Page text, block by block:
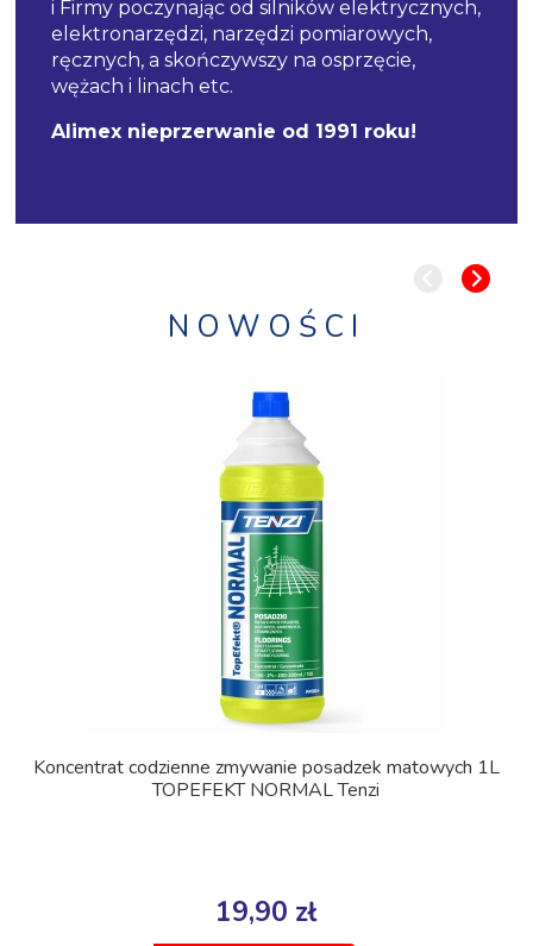
i Firmy poczynając od silników elektrycznych,
elektronarzędzi, narzędzi pomiarowych,
ręcznych, a skończywszy na osprzęcie,
wężach i linach etc.
Alimex nieprzerwanie od 1991 roku!
NOWOŚCI
Koncentrat codzienne zmywanie posadzek matowych 1L
TOPEFEKT NORMAL Tenzi
19,90 zł